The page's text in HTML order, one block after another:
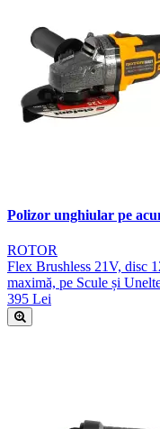
Polizor unghiular pe
ROTOR
Flex Brushless 21V, disc
maximă, pe Scule și
395 Lei